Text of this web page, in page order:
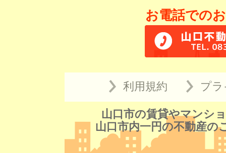
お電話での
利用規約 プ
山口市の賃貸やマンシ
山口市内一円の不動産の